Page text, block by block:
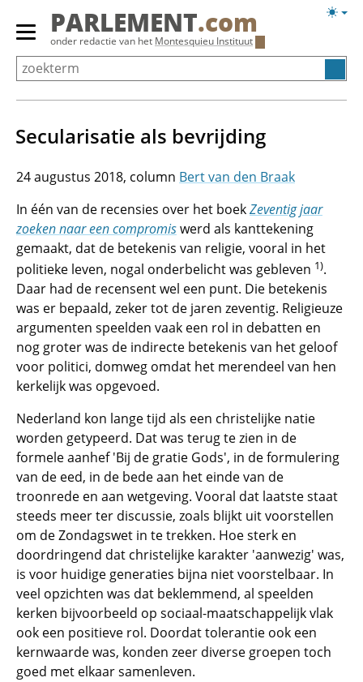
Overslaan
Primair
menu
tonen/verbergen
PARLEMENT.com
onder redactie van het Montesquieu Instituut
Secularisatie als bevrijding
24 augustus 2018
Bert van den Braak
In één van de recensies over het boekZeventig jaar
zoeken naar een compromiswerd als kanttekening
gemaakt, dat de betekenis van religie, vooral in het
politieke leven, nogal onderbelicht was gebleven 1).
Daar had de recensent wel een punt. Die betekenis
was er bepaald, zeker tot de jaren zeventig. Religieuze
argumenten speelden vaak een rol in debatten en
nog groter was de indirecte betekenis van het geloof
voor politici, domweg omdat het merendeel van hen
kerkelijk was opgevoed.
Nederland kon lange tijd als een christelijke natie
worden getypeerd. Dat was terug te zien in de
formele aanhef 'Bij de gratie Gods', in de formulering
van de eed, in de bede aan het einde van de
troonrede en aan wetgeving. Vooral dat laatste staat
steeds meer ter discussie, zoals blijkt uit voorstellen
om de Zondagswet in te trekken. Hoe sterk en
doordringend dat christelijke karakter 'aanwezig' was,
is voor huidige generaties bijna niet voorstelbaar. In
veel opzichten was dat beklemmend, al speelden
kerken bijvoorbeeld op sociaal-maatschappelijk vlak
ook een positieve rol. Doordat tolerantie ook een
kernwaarde was, konden zeer diverse groepen toch
goed met elkaar samenleven.